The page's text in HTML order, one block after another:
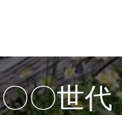
〇〇世